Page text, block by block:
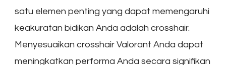
satu elemen penting yang dapat memengaruhi
keakuratan bidikan Anda adalah crosshair.
Menyesuaikan crosshair Valorant Anda dapat
meningkatkan performa Anda secara signifikan